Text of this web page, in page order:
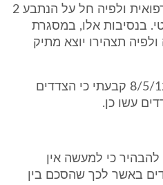
מעלה כי אין בו כל קביעה רפואית ולפיה חל על הנתבע 2
בנסיבות אלו, במסגרת
תצהירו יוצא מתיק
בסיום דיון ההוכחות ביום 8/5/12 קבעתי כי הצדדים
עשו כן.
כי למעשה אין
באשר לכך שהסכם בין